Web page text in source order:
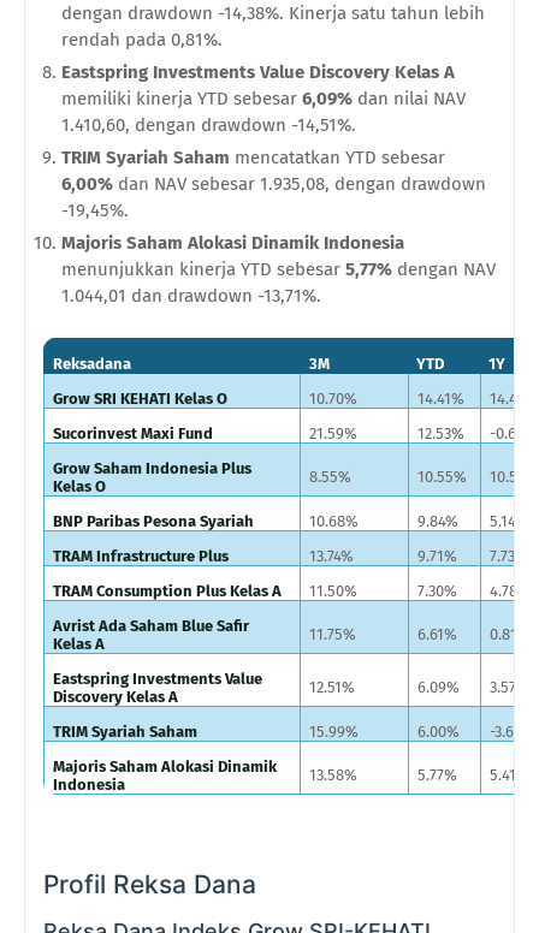
dengan drawdown -14,38%. Kinerja satu tahun lebih
rendah pada 0,81%.
Eastspring Investments Value Discovery Kelas A
memiliki kinerja YTD sebesar 6,09% dan nilai NAV
1.410,60, dengan drawdown -14,51%.
TRIM Syariah Saham mencatatkan YTD sebesar
6,00% dan NAV sebesar 1.935,08, dengan drawdown
-19,45%.
Majoris Saham Alokasi Dinamik Indonesia
menunjukkan kinerja YTD sebesar 5,77% dengan NAV
1.044,01 dan drawdown -13,71%.
Reksadana 3M YTD
1Y
Grow SRI KEHATI Kelas O
10.70% 14.41%
14.41%
Sucorinvest Maxi Fund
21.59% 12.53%
-0.62%
Grow Saham Indonesia Plus
Kelas O
8.55% 10.55% 10.55%
BNP Paribas Pesona Syariah 10.68% 9.84%
5.14%
TRAM Infrastructure Plus
13.74% 9.71%
7.73%
TRAM Consumption Plus Kelas A
11.50% 7.30%
4.78%
Avrist Ada Saham Blue Safir
Kelas A
11.75% 6.61% 0.81%
Eastspring Investments Value
Discovery Kelas A
12.51% 6.09% 3.57%
TRIM Syariah Saham 15.99% 6.00%
-3.68%
Majoris Saham Alokasi Dinamik
Indonesia
13.58% 5.77% 5.41%
Profil Reksa Dana